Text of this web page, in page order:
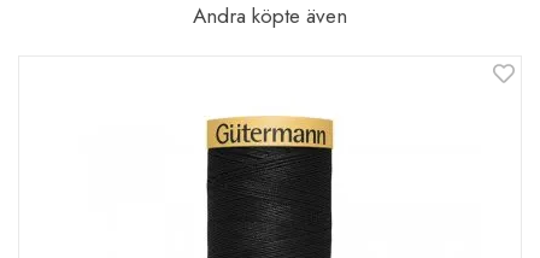
Andra köpte även